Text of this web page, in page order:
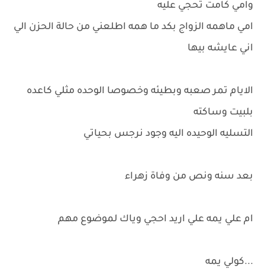
وامي كامت تحجي عليه
امي ماهمه الزواج بكد ما همه اطلعني من حالة الحزن الي
اني عايشه بيها
الايام تمر صعبه وبطيئه وخصوصا الوحده مثلي كاعده
بلبيت وساكته
التسليه الوحيده اليه وجود نرجس بحياتي
بعد سنه ونص من وفاة زهراء
ام علي يمه علي اريد احجي وياك لموضوع مهم
...كولي يمه